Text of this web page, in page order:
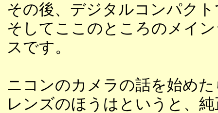
その後、デジタルコンパク
そしてここのところのメイ
スです。
ニコンのカメラの話を始め
レンズのほうはというと、